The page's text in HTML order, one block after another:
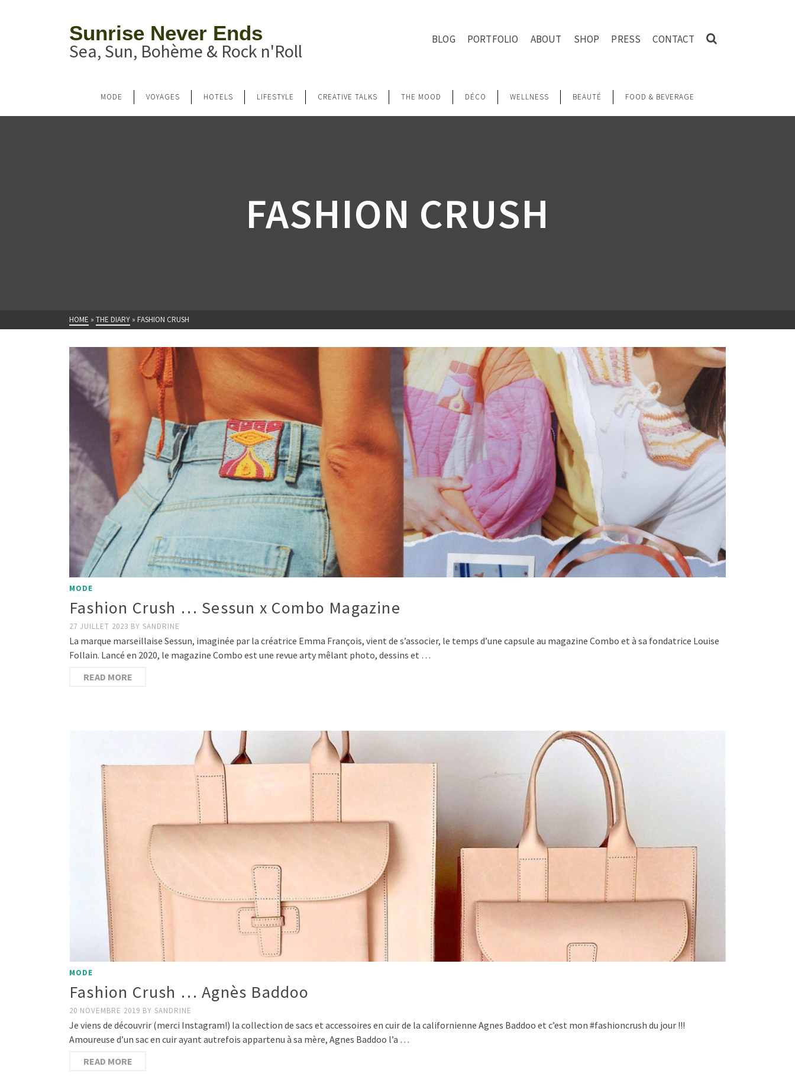
Sunrise Never Ends
Sea, Sun, Bohème & Rock n'Roll
BLOG PORTFOLIO ABOUT SHOP PRESS CONTACT
MODE VOYAGES HOTELS LIFESTYLE CREATIVE TALKS THE MOOD DÉCO WELLNESS BEAUTÉ FOOD & BEVERAGE
FASHION CRUSH
HOME » THE DIARY » FASHION CRUSH
MODE
Fashion Crush … Sessun x Combo Magazine
27 JUILLET 2023 BY SANDRINE
La marque marseillaise Sessun, imaginée par la créatrice Emma François, vient de s’associer, le temps d’une capsule au magazine Combo et à sa fondatrice Louise
Follain. Lancé en 2020, le magazine Combo est une revue arty mêlant photo, dessins et …
READ MORE
MODE
Fashion Crush … Agnès Baddoo
20 NOVEMBRE 2019 BY SANDRINE
Je viens de découvrir (merci Instagram!) la collection de sacs et accessoires en cuir de la californienne Agnes Baddoo et c’est mon #fashioncrush du jour !!!
Amoureuse d’un sac en cuir ayant autrefois appartenu à sa mère, Agnes Baddoo l’a …
READ MORE